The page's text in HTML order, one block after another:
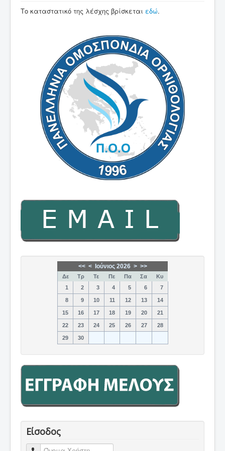
Νέα
Χρήσιμες Πληροφορίες
Επικοινωνία
Το καταστατικό της λέσχης βρίσκεται εδώ.
<< < Ιούνιος 2026 > >>
Δε Τρ Τε Πε Πα Σα
Κυ
1
2 3 4 5 6 7
8 9 10 11 12 13 14
15 16 17 18 19 20 21
22 23 24 25 26 27 28
29 30
Είσοδος